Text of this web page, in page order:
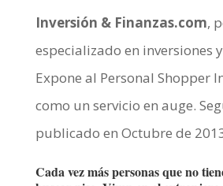
Inversión & Finanzas.com,
especializado en inversiones
Expone al Personal Shopper
como un servicio en auge.
publicado en Octubre de
Cada vez más personas que no